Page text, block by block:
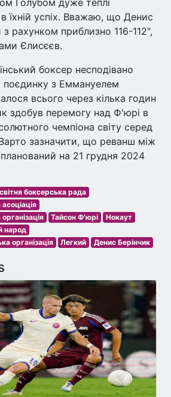
Голубом дуже теплі
їхній успіх. Вважаю, що Денис
рахунком приблизно 116-112",
Єлисєєв.
боксер несподівано
поєдинку з Еммануелем
всього через кілька годин
здобув перемогу над Ф'юрі в
чемпіона світу серед
зазначити, що реванш між
на 21 грудня 2024
боксерська рада
Тайсон Ф'юрі
Нокаут
народ
організація
Легкий Денис Берінчик